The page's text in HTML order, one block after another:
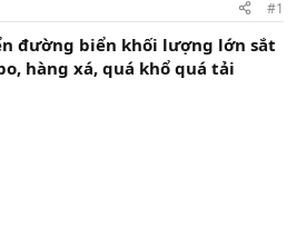
#1
đường biển khối lượng lớn sắt
hàng xá, quá khổ quá tải